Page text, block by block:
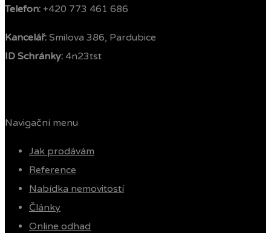
Telefon: ‭ +420 773 461 686‬
Kancelář: Smilova 386, Pardubice
ID Schránky: 4n23tst
Navigační menu
Jak prodávám
Reference
Nabídka nemovitostí
Články
Online odhad